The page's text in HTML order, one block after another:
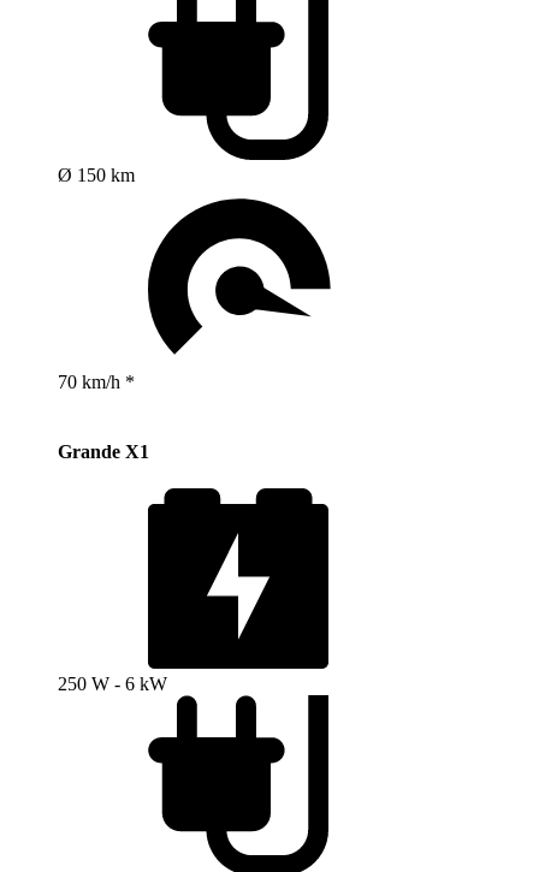
Ø 150 km
70 km/h *
Grande X1
250 W - 6 kW